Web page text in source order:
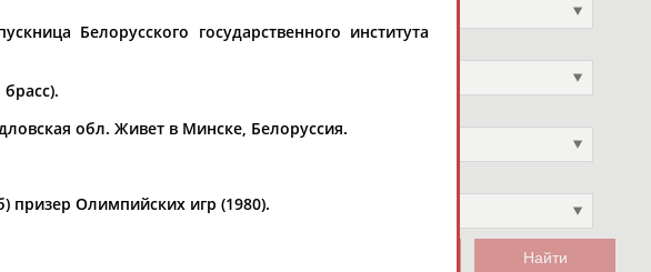
спортсменов
год
Не выбран
Не выбран
Белорусского государственного института
обл. Живет в Минске, Белоруссия.
призер Олимпийских игр (1980).